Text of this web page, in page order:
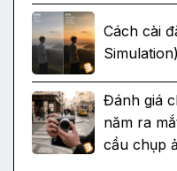
Cách cài
Đánh giá
năm ra
cầu chụp